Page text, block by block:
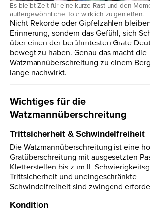
Es bleibt Zeit für eine kurze Rast und den
außergewöhnliche Tour wirklich zu genießen.
Nicht Rekorde oder Gipfelzahlen
Erinnerung, sondern das Gefühl, sich
über einen der berühmtesten Grate
bewegt zu haben. Genau das macht die
Watzmannüberschreitung zu einem
lange nachwirkt.
Wichtiges für die
Watzmannüberschreitung
Trittsicherheit & Schwindelfreiheit
Die Watzmannüberschreitung ist eine
Gratüberschreitung mit ausgesetzten
Kletterstellen bis zum II.
Trittsicherheit und uneingeschränkte
Schwindelfreiheit sind zwingend
Kondition